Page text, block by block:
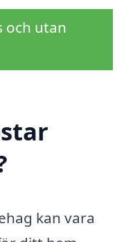
och utan
kan vara